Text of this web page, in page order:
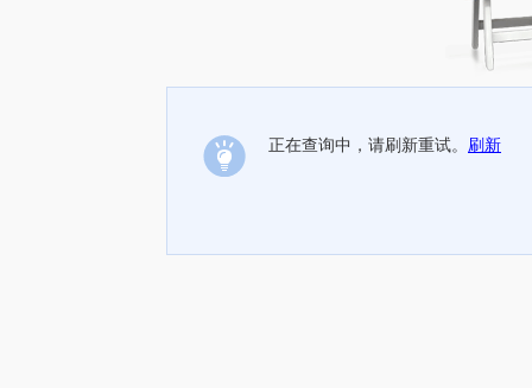
正在查询中，请刷新重试。 刷新